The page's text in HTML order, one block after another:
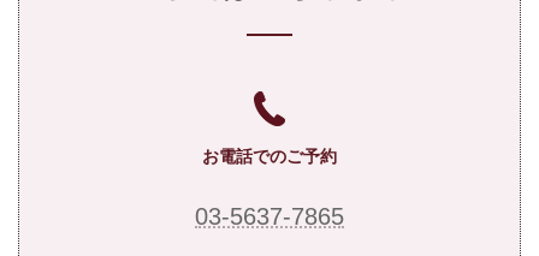
お電話でのご予約
03-5637-7865